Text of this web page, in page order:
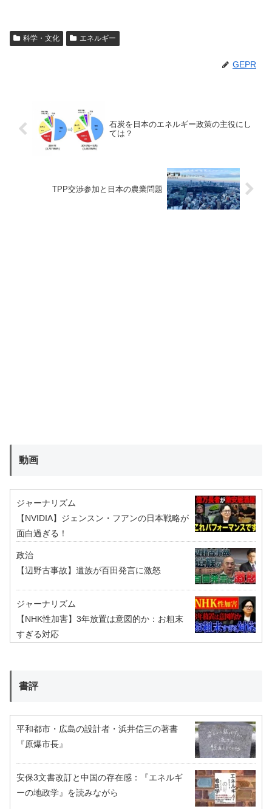
科学・文化 エネルギー
GEPR
石炭を日本のエネルギー政策の主役にし
ては？
TPP交渉参加と日本の農業問題
動画
ジャーナリズム
【NVIDIA】ジェンスン・フアンの日本戦略が
面白過ぎる！
政治
【辺野古事故】遺族が百田発言に激怒
ジャーナリズム
【NHK性加害】3年放置は意図的か：お粗末
すぎる対応
書評
平和都市・広島の設計者・浜井信三の著書
『原爆市長』
安保3文書改訂と中国の存在感：『エネルギ
ーの地政学』を読みながら